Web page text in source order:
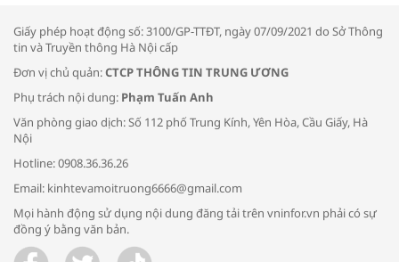
Bác sĩ tư vấn cách phòng tránh bệnh
đường hô hấp trong thời tiết giao mùa
Trao yêu thương cho em
Giấy phép hoạt động số: 3100/GP-TTĐT, ngày 07/09/2021 do Sở Thông
tin và Truyền thông Hà Nội cấp
Đơn vị chủ quản:CTCP THÔNG TIN TRUNG ƯƠNG
Phụ trách nội dung: Phạm Tuấn Anh
Văn phòng giao dịch: Số 112 phố Trung Kính, Yên Hòa, Cầu Giấy, Hà
Nội
Hotline: 0908.36.36.26
Email: kinhtevamoitruong6666@gmail.com
Mọi hành động sử dụng nội dung đăng tải trên vninfor.vn phải có sự
đồng ý bằng văn bản.